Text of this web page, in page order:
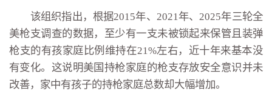
该组织指出，根据2015年、2021年、2025年三轮全
美枪支调查的数据，至少有一支未被锁起来保管且装弹
枪支的有孩家庭比例维持在21%左右，近十年来基本没
有变化。这说明美国持枪家庭的枪支存放安全意识并未
改善，家中有孩子的持枪家庭总数却大幅增加。